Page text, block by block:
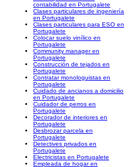
contabilidad en Portugalete
Clases particulares de ingeniería
en Portugalete
Clases particulares para ESO en
Portugalete
Colocar suelo vinílico en
Portugalete
Community manager en
Portugalete
Construcción de tejados en
Portugalete
Contratar monologuistas en
Portugalete
Cuidado de ancianos a domicilio
en Portugalete
Cuidador de perros en
Portugalete
Decorador de interiores en
Portugalete
Desbrozar parcela en
Portugalete
Detectives privados en
Portugalete
Electricistas en Portugalete
Empleada de hogar en